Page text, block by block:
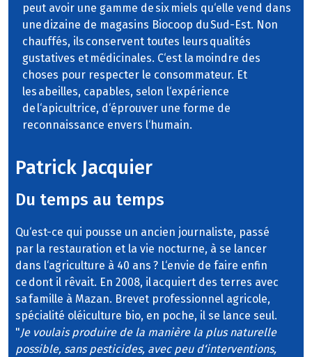
peut avoir une gamme de six miels qu‘elle vend dans
une dizaine de magasins Biocoop du Sud-Est. Non
chauffés, ils conservent toutes leurs qualités
gustatives et médicinales. C‘est la moindre des
choses pour respecter le consommateur. Et
les abeilles, capables, selon l‘expérience
de l‘apicultrice, d‘éprouver une forme de
reconnaissance envers l‘humain.
Patrick Jacquier
Du temps au temps
Qu‘est-ce qui pousse un ancien journaliste, passé
par la restauration et la vie nocturne, à se lancer
dans l‘agriculture à 40 ans ? L‘envie de faire enfin
ce dont il rêvait. En 2008, il acquiert des terres avec
sa famille à Mazan. Brevet professionnel agricole,
spécialité oléiculture bio, en poche, il se lance seul.
"Je voulais produire de la manière la plus naturelle
possible, sans pesticides, avec peu d‘interventions,